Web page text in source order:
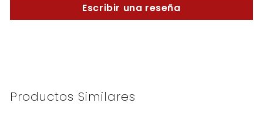
Escribir una reseña
Productos Similares